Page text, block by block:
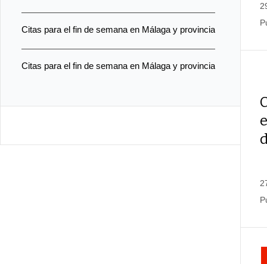
Citas para el fin de semana en Málaga y provincia
Citas para el fin de semana en Málaga y provincia